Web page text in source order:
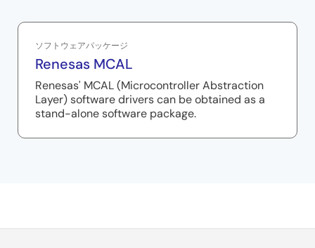
ソフトウェアパッケージ
Renesas MCAL
Renesas' MCAL (Microcontroller Abstraction
Layer) software drivers can be obtained as a
stand-alone software package.